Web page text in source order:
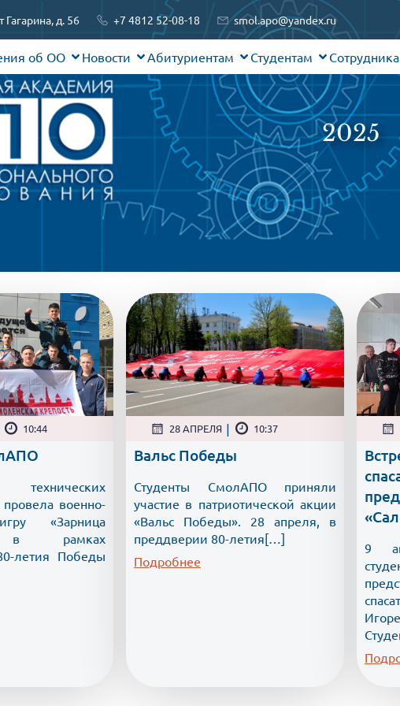
Гагарина, д. 56 +7 4812 52-08-18 smol.apo@yandex.ru
об ОО Новости Абитуриентам Студентам
2025
10:44
провела военно-
«Зарница
в рамках
летия Победы
28 АПРЕЛЯ | 10:37
Вальс Победы
Студенты СмолАПО приняли
участие в патриотической акции
«Вальс Победы». 28 апреля, в
преддверии 80-летия[…]
Подробнее
9